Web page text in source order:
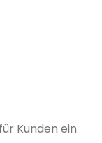
Kunden ein